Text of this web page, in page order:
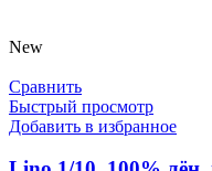
New
Сравнить
Быстрый просмотр
Добавить в избранное